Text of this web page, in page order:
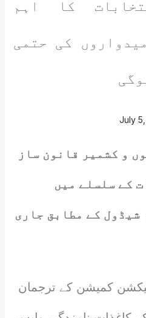
کا اہم
کی حتمی
July
و کشمیر قانون ساز
کے سلسلے میں
شیڈول کے مطابق جاری
کمیشن کے ترجمان